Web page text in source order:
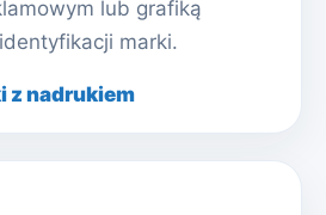
lub grafiką
marki.
z nadrukiem